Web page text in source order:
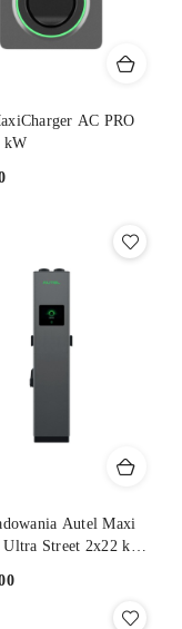
AC PRO
kW
Autel Maxi
Street 2x22 kW